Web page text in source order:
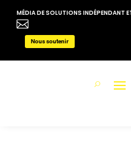
MÉDIA DE SOLUTIONS INDÉPENDANT

Nous soutenir